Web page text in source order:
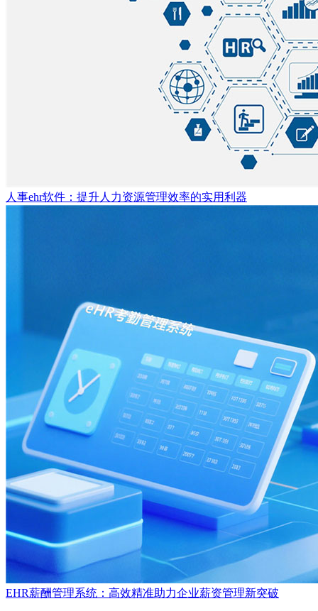
人事ehr软件：提升人力资源管理效率的实用利器
EHR薪酬管理系统：高效精准助力企业薪资管理新突破